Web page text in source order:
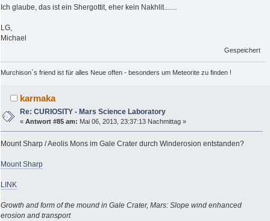
Ich glaube, das ist ein Shergottit, eher kein Nakhlit.......
LG,
Michael
Gespeichert
Murchison`s friend ist für alles Neue offen - besonders um Meteorite zu finden !
karmaka
Re: CURIOSITY - Mars Science Laboratory
«Antwort #85 am: Mai 06, 2013, 23:37:13 Nachmittag »
Mount Sharp / Aeolis Mons im Gale Crater durch Winderosion entstanden?
Mount Sharp
LINK
Growth and form of the mound in Gale Crater, Mars: Slope wind enhanced
erosion and transport